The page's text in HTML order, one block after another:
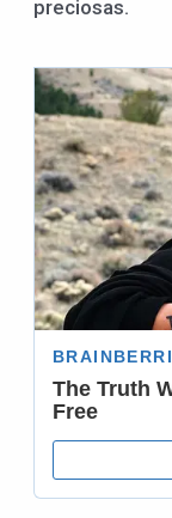
preciosas.